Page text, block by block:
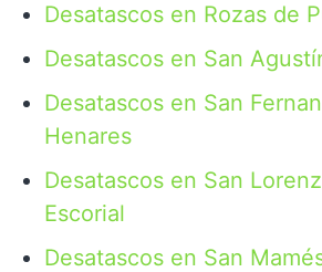
Desatascos en Rozas de
Desatascos en San
Desatascos en San
Henares
Desatascos en San
Escorial
Desatascos en San